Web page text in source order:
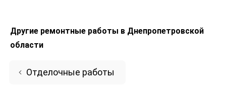
Другие ремонтные работы в Днепропетровской
области
Отделочные работы